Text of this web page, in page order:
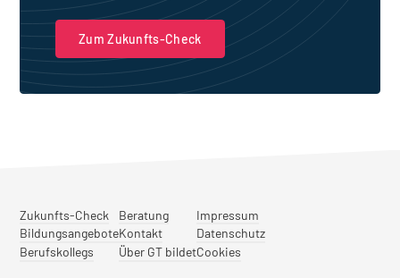
Zum Zukunfts-Check
Zukunfts-Check
Bildungsangebote
Berufskollegs
Beratung
Kontakt
Über GT bildet
Impressum
Datenschutz
Cookies